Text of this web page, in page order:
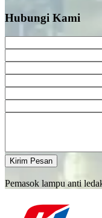
Hubungi Kami
Kirim Pesan
Pemasok lampu anti